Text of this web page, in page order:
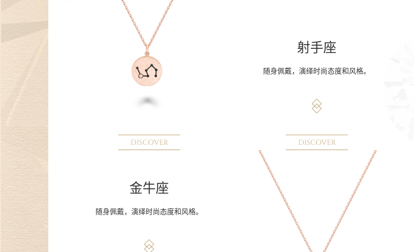
DISCOVER
射手座
随身佩戴，演绎时尚态度和风格。
DISCOVER
金牛座
随身佩戴，演绎时尚态度和风格。